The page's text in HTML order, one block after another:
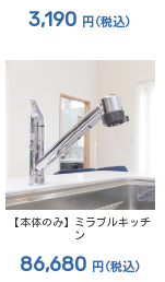
3,190 円 (税込)
【本体のみ】ミラブルキッチ
ン
86,680円 (税込)